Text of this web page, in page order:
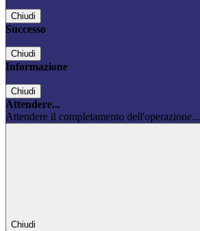
Chiudi
Successo
Chiudi
Informazione
Chiudi
Attendere...
Attendere il completamento dell'operazione...
Chiudi